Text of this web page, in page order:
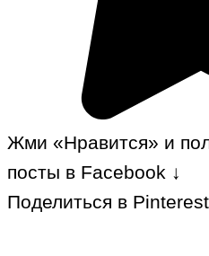
Жми «Нравится» и
посты в Facebook ↓
Поделиться в Pinterest